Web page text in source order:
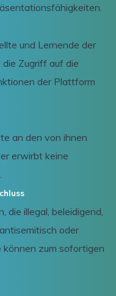
und Lernende der
Zugriff auf die
der Plattform
an den von ihnen
erwirbt keine
die illegal, beleidigend,
oder
zum sofortigen